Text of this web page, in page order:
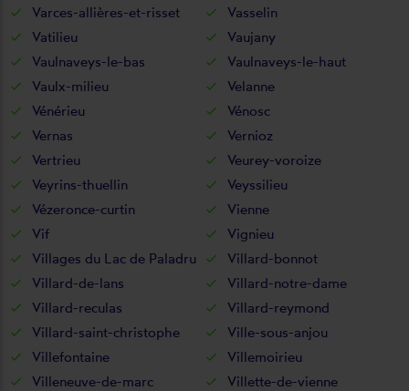
Varces-allières-et-risset
Vasselin
Vatilieu
Vaujany
Vaulnaveys-le-bas
Vaulnaveys-le-haut
Vaulx-milieu
Velanne
Vénérieu
Vénosc
Vernas
Vernioz
Vertrieu
Veurey-voroize
Veyrins-thuellin
Veyssilieu
Vézeronce-curtin
Vienne
Vif
Vignieu
Villages du Lac de Paladru
Villard-bonnot
Villard-de-lans
Villard-notre-dame
Villard-reculas
Villard-reymond
Villard-saint-christophe
Ville-sous-anjou
Villefontaine
Villemoirieu
Villeneuve-de-marc
Villette-de-vienne